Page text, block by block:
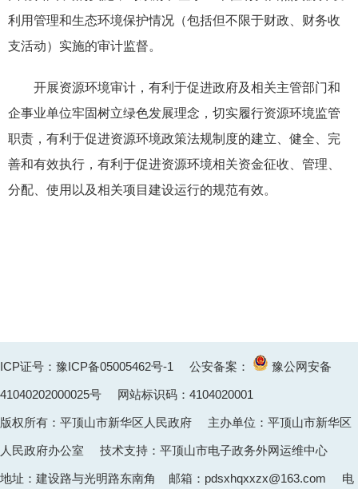
利用管理和生态环境保护情况（包括但不限于财政、财务收
支活动）实施的审计监督。
开展资源环境审计，有利于促进政府及相关主管部门和
企事业单位牢固树立绿色发展理念，切实履行资源环境监管
职责，有利于促进资源环境政策法规制度的建立、健全、完
善和有效执行，有利于促进资源环境相关资金征收、管理、
分配、使用以及相关项目建设运行的规范有效。
ICP证号：豫ICP备05005462号-1 公安备案： 豫公网安备
41040202000025号 网站标识码：4104020001
版权所有：平顶山市新华区人民政府 主办单位：平顶山市新华区
人民政府办公室 技术支持：平顶山市电子政务外网运维中心
地址：建设路与光明路东南角 邮箱：pdsxhqxxzx@163.com 电